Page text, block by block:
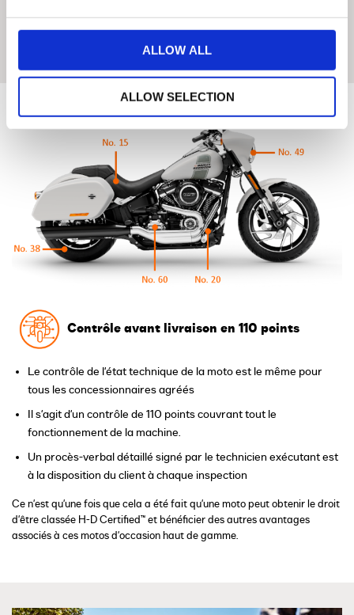
ALLOW ALL
ALLOW SELECTION
Contrôle avant livraison en 110 points
Le contrôle de l'état technique de la moto est le même pour
tous les concessionnaires agréés
Il s'agit d'un contrôle de 110 points couvrant tout le
fonctionnement de la machine.
Un procès-verbal détaillé signé par le technicien exécutant est
à la disposition du client à chaque inspection
Ce n'est qu'une fois que cela a été fait qu'une moto peut obtenir le droit
d'être classée H-D Certified™ et bénéficier des autres avantages
associés à ces motos d'occasion haut de gamme.